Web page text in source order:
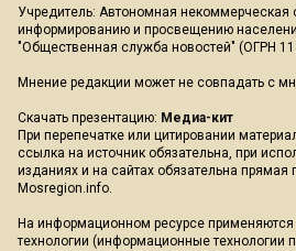
Учредитель: Автономная некоммерческая
информированию и просвещению
"Общественная служба новостей" (ОГРН
Мнение редакции может не совпадать с
Скачать презентацию: Медиа-кит
При перепечатке или цитировании
ссылка на источник обязательна, при
изданиях и на сайтах обязательна прямая
Mosregion.info.
На информационном ресурсе
технологии (информационные технологии